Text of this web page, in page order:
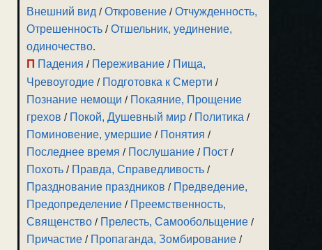
Внешний вид /Откровение /Отчужденность,
Отрешенность /Отшельник, уединение,
одиночество.
П Падения / Переживание / Пища,
Чревоугодие / Подготовка к Смерти /
Познание немощи / Покаяние, Прощение
грехов / Покой, Душевный мир / Политика /
Поминовение, умершие / Понятия /
Последнее время / Послушание / Пост /
Похоть / Правда, Справедливость /
Празднование праздников / Предведение,
Предопределение / Преемственность,
Священство / Прелесть, Самообольщение /
Причастие / Пропаганда, Зомбирование /